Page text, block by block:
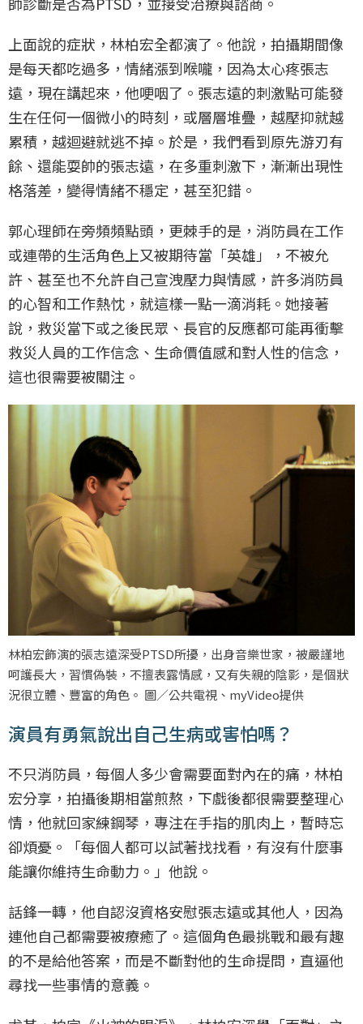
上面說的症狀，林柏宏全都演了。他說，拍攝期間像
是每天都吃過多，情緒漲到喉嚨，因為太心疼張志
遠，現在講起來，他哽咽了。張志遠的刺激點可能發
生在任何一個微小的時刻，或層層堆疊，越壓抑就越
累積，越迴避就逃不掉。於是，我們看到原先游刃有
餘、還能耍帥的張志遠，在多重刺激下，漸漸出現性
格落差，變得情緒不穩定，甚至犯錯。
郭心理師在旁頻頻點頭，更棘手的是，消防員在工作
或連帶的生活角色上又被期待當「英雄」，不被允
許、甚至也不允許自己宣洩壓力與情感，許多消防員
的心智和工作熱忱，就這樣一點一滴消耗。她接著
說，救災當下或之後民眾、長官的反應都可能再衝擊
救災人員的工作信念、生命價值感和對人性的信念，
這也很需要被關注。
林柏宏飾演的張志遠深受PTSD所擾，出身音樂世家，被嚴謹地
呵護長大，習慣偽裝，不擅表露情感，又有失親的陰影，是個狀
況很立體、豐富的角色。 圖／公共電視、myVideo提供
演員有勇氣說出自己生病或害怕嗎？
不只消防員，每個人多少會需要面對內在的痛，林柏
宏分享，拍攝後期相當煎熬，下戲後都很需要整理心
情，他就回家練鋼琴，專注在手指的肌肉上，暫時忘
卻煩憂。「每個人都可以試著找找看，有沒有什麼事
能讓你維持生命動力。」他說。
話鋒一轉，他自認沒資格安慰張志遠或其他人，因為
連他自己都需要被療癒了。這個角色最挑戰和最有趣
的不是給他答案，而是不斷對他的生命提問，直逼他
尋找一些事情的意義。